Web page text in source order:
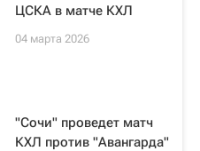
ЦСКА в матче КХЛ
04 марта 2026
"Сочи" проведет матч
КХЛ против "Авангарда"